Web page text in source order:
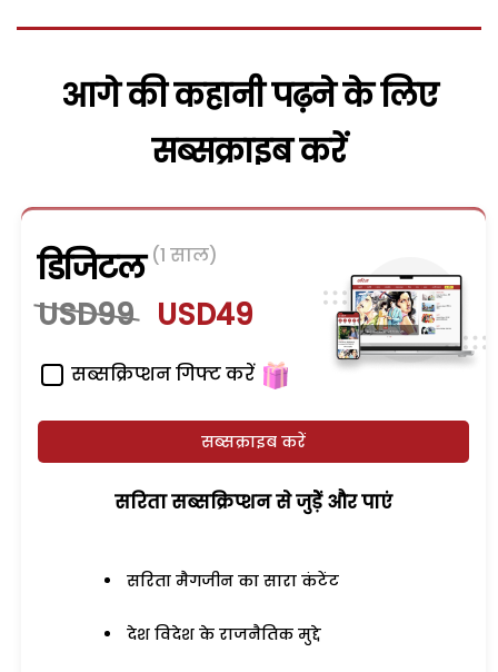
आगे की कहानी पढ़ने के लिए
सब्सक्राइब करें
डिजिटल (1 साल)
USD99 USD49
सब्सक्रिप्शन गिफ्ट करें
सब्सक्राइब करें
सरिता सब्सक्रिप्शन से जुड़ेें और पाएं
सरिता मैगजीन का सारा कंटेंट
देश विदेश के राजनैतिक मुद्दे